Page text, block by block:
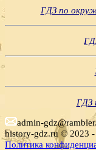
ГДЗ по
ГДЗ
admin-
history-gdz.ru © 2023 -
Политика